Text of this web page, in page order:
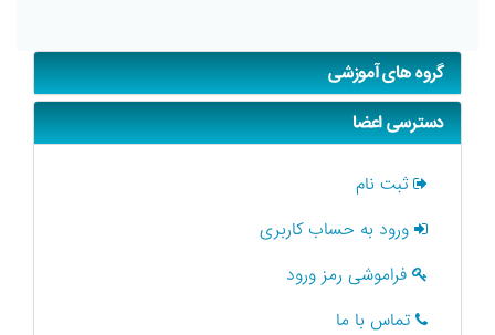
گروه های آموزشی
دسترسی اعضا
ثبت نام
ورود به حساب کاربری
فراموشی رمز ورود
تماس با ما